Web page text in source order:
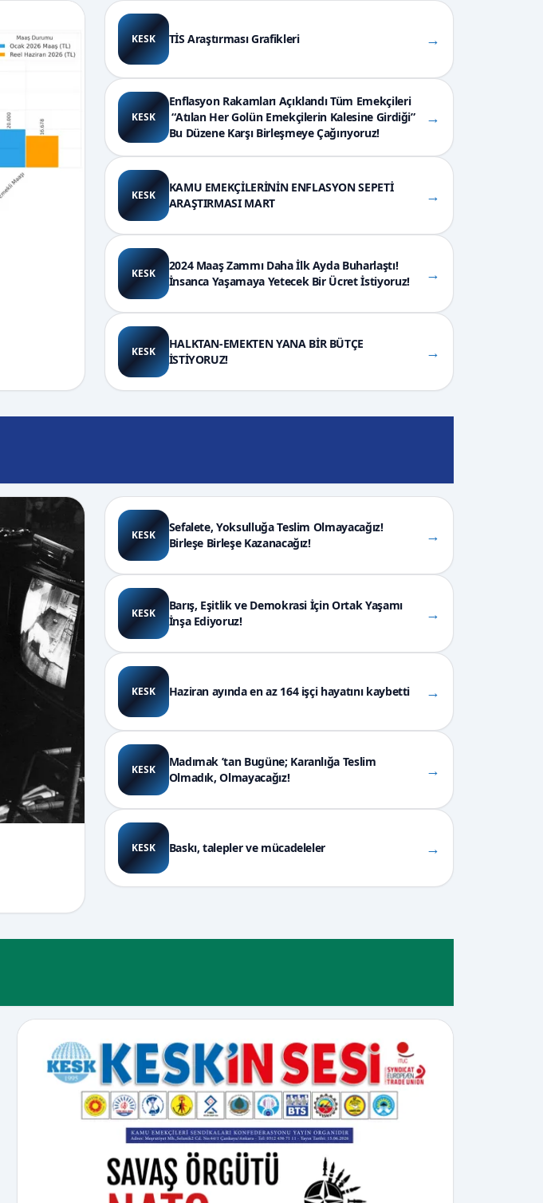
KESK TİS Araştırması Grafikleri →
KESK
Enflasyon Rakamları Açıklandı Tüm Emekçileri
“Atılan Her Golün Emekçilerin Kalesine Girdiği”
Bu Düzene Karşı Birleşmeye Çağırıyoruz!
→
KESK
KAMU EMEKÇİLERİNİN ENFLASYON SEPETİ
ARAŞTIRMASI MART
→
KESK
2024 Maaş Zammı Daha İlk Ayda Buharlaştı!
İnsanca Yaşamaya Yetecek Bir Ücret İstiyoruz!
→
KESK
HALKTAN-EMEKTEN YANA BİR BÜTÇE
İSTİYORUZ!
→
KESK
Sefalete, Yoksulluğa Teslim Olmayacağız!
Birleşe Birleşe Kazanacağız!
→
KESK
Barış, Eşitlik ve Demokrasi İçin Ortak Yaşamı
İnşa Ediyoruz!
→
KESK Haziran ayında en az 164 işçi hayatını kaybetti →
KESK
Madımak ’tan Bugüne; Karanlığa Teslim
Olmadık, Olmayacağız!
→
KESK Baskı, talepler ve mücadeleler →